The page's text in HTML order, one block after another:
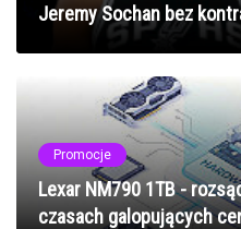
Jeremy Sochan bez
Promocje
Lexar NM790 1TB -
czasach galopujących